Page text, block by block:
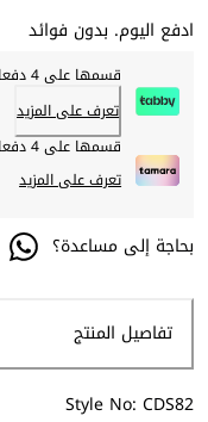
ادفع اليوم. بدون فوائد
قسمها على 4 دفعات شهرية بقيمة
تعرف على المزيد
قسمها على 4 دفعات شهرية بقيمة
تعرف على المزيد
بحاجة إلى مساعدة؟
تفاصيل المنتج
Style No: CDS82